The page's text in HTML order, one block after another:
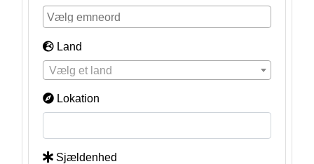
Land
Vælg et land
Lokation
Sjældenhed